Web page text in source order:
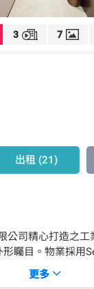
3 7
出租 (21)
公司精心打造之
矚目。物業採用
設觀光升降機，一
提供601單位，每
更多